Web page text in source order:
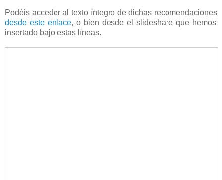
Podéis acceder al texto íntegro de dichas recomendaciones
desde este enlace, o bien desde el slideshare que hemos
insertado bajo estas líneas.